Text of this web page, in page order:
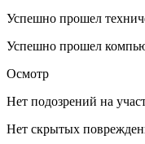
Успешно прошел
Успешно прошел
Осмотр
Нет подозрений на
Нет скрытых